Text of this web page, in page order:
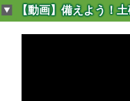
【動画】備えよう！